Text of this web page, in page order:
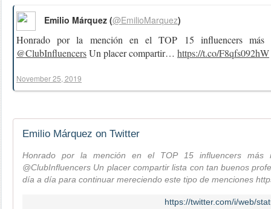
Honrado por la mención en el TOP 15 influencers más
@ClubInfluencersUn placer compartir… https://t.co/F8qfs092hW
Emilio Márquez (@EmilioMarquez)
November 25, 2019
Emilio Márquez on Twitter
Honrado por la mención en el TOP 15 influencers más
@ClubInfluencers Un placer compartir lista con tan buenos
día a día para continuar mereciendo este tipo de menciones
https://twitter.com/i/web/